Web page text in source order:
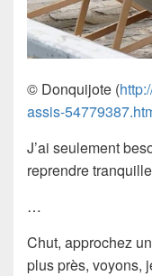
© Donquijote (
assis-
J’ai seulement
reprendre
…
Chut, approchez
plus près, voyons,